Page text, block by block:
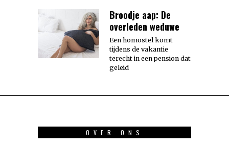
Broodje aap: De
overleden weduwe
Een homostel komt
tijdens de vakantie
terecht in een pension dat
geleid
OVER ONS